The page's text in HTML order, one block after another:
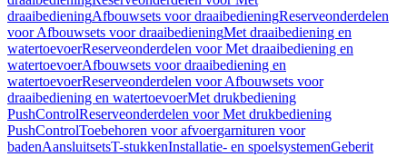
draaibedieningAfbouwsets voor draaibedieningReserveonderdelen
voor Afbouwsets voor draaibedieningMet draaibediening en
watertoevoerReserveonderdelen voor Met draaibediening en
watertoevoerAfbouwsets voor draaibediening en
watertoevoerReserveonderdelen voor Afbouwsets voor
draaibediening en watertoevoerMet drukbediening
PushControlReserveonderdelen voor Met drukbediening
PushControlToebehoren voor afvoergarnituren voor
badenAansluitsetsT-stukkenInstallatie- en spoelsystemenGeberit